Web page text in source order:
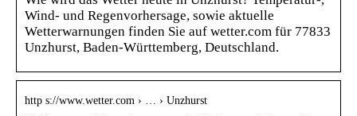
Wind- und Regenvorhersage, sowie aktuelle
Wetterwarnungen finden Sie auf wetter.com für 77833
Unzhurst, Baden-Württemberg, Deutschland.
http s://www.wetter.com › … › Unzhurst